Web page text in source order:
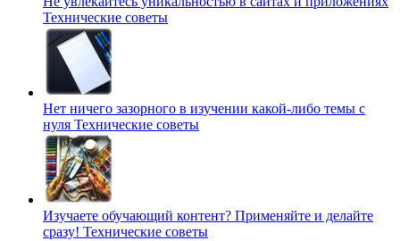
Технические советы
Нет ничего зазорного в изучении какой-либо темы с
нуля Технические советы
Изучаете обучающий контент? Применяйте и делайте
сразу! Технические советы